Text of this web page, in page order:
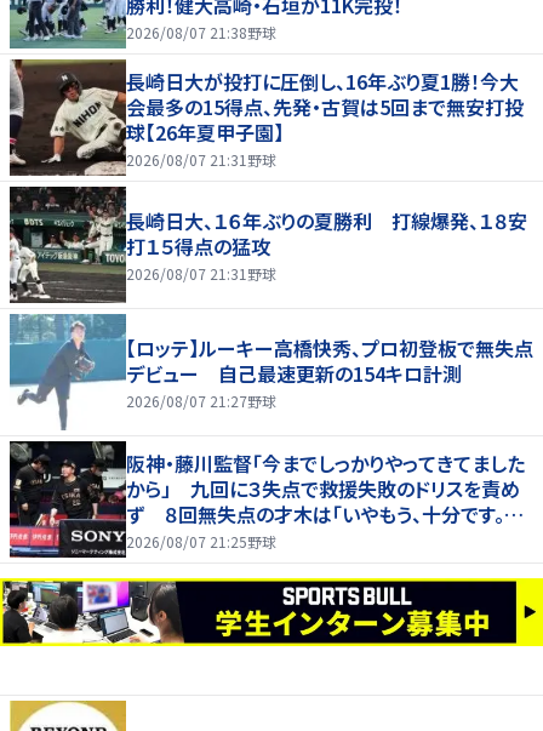
2026/08/07 21:38野球
長崎日大が投打に圧倒し、16年ぶり夏1勝！今大
会最多の15得点、先発・古賀は5回まで無安打投
球【26年夏甲子園】
2026/08/07 21:31 野球
長崎日大、１６年ぶりの夏勝利 打線爆発、１８安
打１５得点の猛攻
2026/08/07 21:31 野球
【ロッテ】ルーキー高橋快秀、プロ初登板で無失点
デビュー 自己最速更新の154キロ計測
2026/08/07 21:27野球
阪神・藤川監督「今までしっかりやってきてました
から」 九回に３失点で救援失敗のドリスを責め
ず ８回無失点の才木は「いやもう、十分です。あ
の回まででも十分な仕事でしたか」
2026/08/07 21:25野球